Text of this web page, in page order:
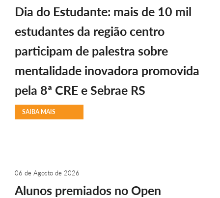
Dia do Estudante: mais de 10 mil
estudantes da região centro
participam de palestra sobre
mentalidade inovadora promovida
pela 8ª CRE e Sebrae RS
SAIBA MAIS
06 de Agosto de 2026
Alunos premiados no Open